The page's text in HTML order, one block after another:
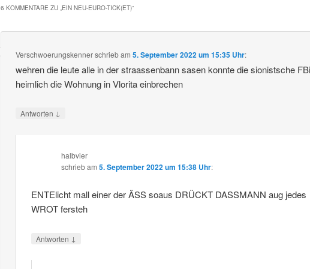
6 KOMMENTARE ZU „EIN NEU-EURO-TICK(ET)“
Verschwoerungskennerschriebam5. September 2022 um 15:35 Uhr:
wehren die leute alle in der straassenbann sasen konnte die sionistsche
heimlich die Wohnung in Vlorita einbrechen
Antworten ↓
halbvier
schriebam 5. September 2022 um 15:38 Uhr:
ENTElicht mall einer der ÄSS soaus DRÜCKT DASSMANN aug jedes
WROT fersteh
Antworten ↓